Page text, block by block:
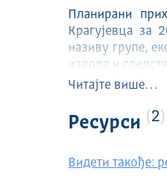
Планирани
Крагујевца за
називу групе,
извора и
ИЗДАВАЧ
Град Крагујевац
Читајте више…
Ресурси 2
Видети такође: